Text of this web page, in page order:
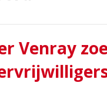
Venray